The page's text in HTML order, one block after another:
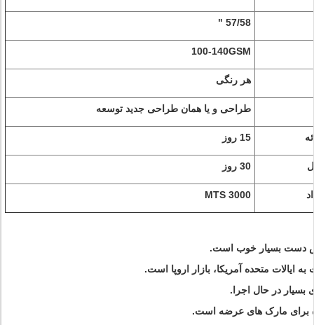
57/58 "
100-140GSM
هر رنگی
طراحی و یا همان طراحی جدید توسعه
15 روز
30 روز
3000 MTS